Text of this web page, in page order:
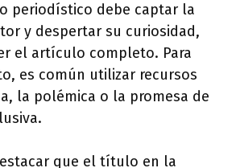
periodístico debe captar la
y despertar su curiosidad,
el artículo completo. Para
es común utilizar recursos
la polémica o la promesa de
que el título en la